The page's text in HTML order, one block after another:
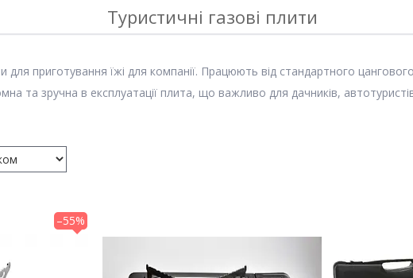
Туристичні газові плити
для приготування їжі для компанії. Працюють від стандартного
та зручна в експлуатації плита, що важливо для дачників,
–55%